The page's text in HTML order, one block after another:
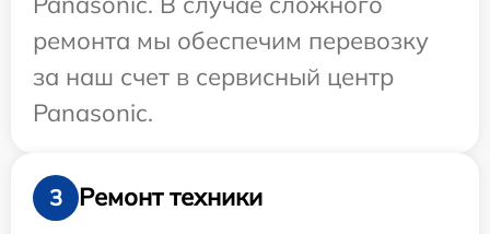
ремонта мы обеспечим перевозку
за наш счет в сервисный центр
Panasonic.
3
Ремонт техники